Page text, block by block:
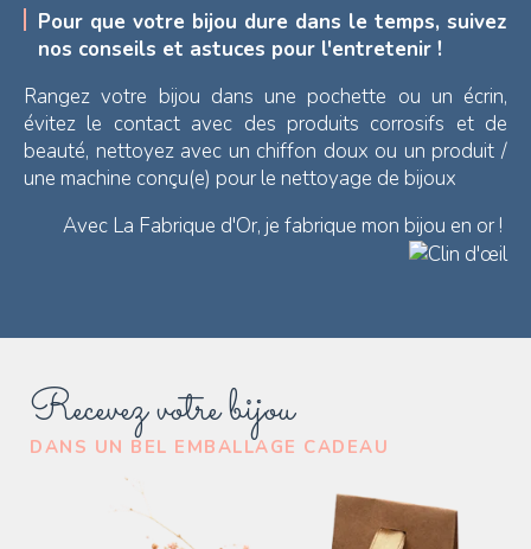
Recevez votre bijou
DANS UN BEL EMBALLAGE CADEAU
Pour que votre bijou dure dans le temps, suivez
nos conseils et astuces pour l'entretenir !
Rangez votre bijou dans une pochette ou un écrin,
évitez le contact avec des produits corrosifs et de
beauté, nettoyez avec un chiffon doux ou un produit /
une machine conçu(e) pour le nettoyage de bijoux
Avec La Fabrique d'Or, je fabrique mon bijou en or !